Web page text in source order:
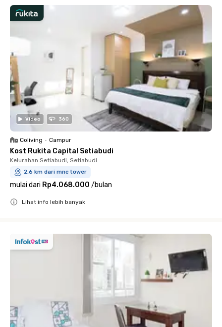
Video 360
Coliving • Campur
Kost Rukita Capital Setiabudi
Kelurahan Setiabudi, Setiabudi
2.6 km dari mnc tower
mulai dari Rp4.068.000 /bulan
Lihat info lebih banyak